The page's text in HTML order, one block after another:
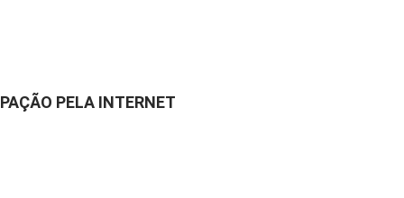
PELA INTERNET